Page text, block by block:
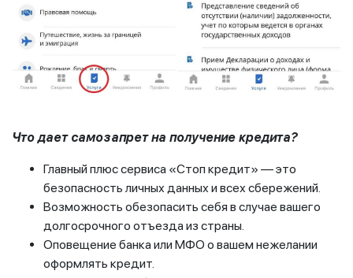
Что дает самозапрет на получение кредита?
Главный плюс сервиса «Стоп кредит» — это
безопасность личных данных и всех сбережений.
Возможность обезопасить себя в случае вашего
долгосрочного отъезда из страны.
Оповещение банка или МФО о вашем нежелании
оформлять кредит.